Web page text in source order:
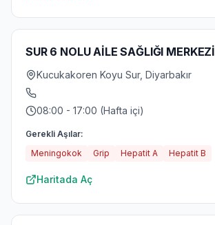
SUR 6 NOLU AİLE SAĞLIĞI MERKEZİ
Kucukakoren Koyu Sur, Diyarbakır
08:00 - 17:00 (Hafta içi)
Gerekli Aşılar:
Meningokok
Grip Hepatit A Hepatit B
Haritada Aç